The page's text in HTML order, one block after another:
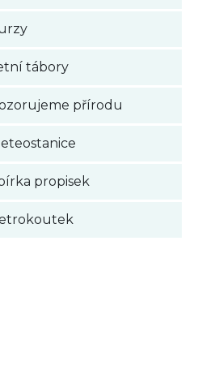
tábory
přírodu
propisek